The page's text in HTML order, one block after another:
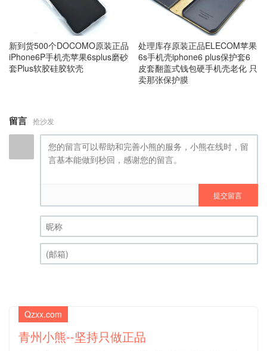
新到货500个DOCOMO原装正品
iPhone6P手机壳苹果6splus磨砂
套Plus软胶硅胶软壳
处理库存原装正品ELECOM苹果
6s手机壳iphone6 plus保护套6
皮套翻盖式钱包硬手机壳老化 只
卖那张保护膜
留言 抢沙发
提交留言
昵称 (必填)
Qzxx.com
青州小熊--坚持只做正品